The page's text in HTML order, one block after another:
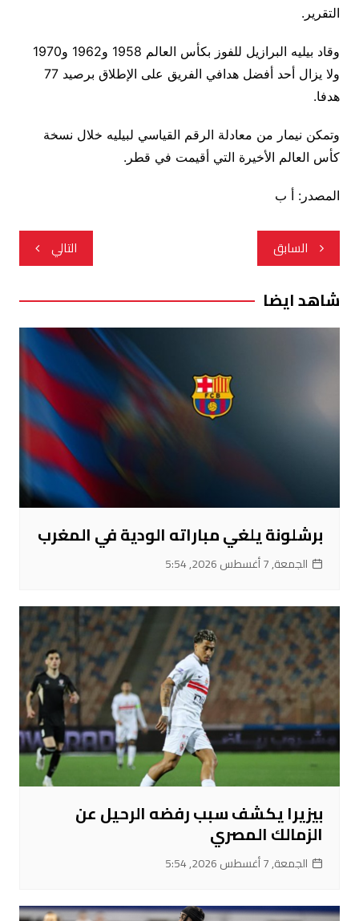
التقرير.
وقاد بيليه البرازيل للفوز بكأس العالم 1958 و1962 و1970
ولا يزال أحد أفضل هدافي الفريق على الإطلاق برصيد 77
هدفا.
وتمكن نيمار من معادلة الرقم القياسي لبيليه خلال نسخة
كأس العالم الأخيرة التي أقيمت في قطر.
المصدر: أ ب
تصفّح
المقالات
السابق التالي
شاهد ايضا
برشلونة يلغي مباراته الودية في المغرب
الجمعة, 7 أغسطس 2026, 5:54
بيزيرا يكشف سبب رفضه الرحيل عن
الزمالك المصري
الجمعة, 7 أغسطس 2026, 5:54